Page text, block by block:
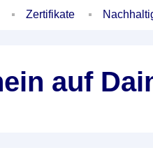
Zertifikate
auf